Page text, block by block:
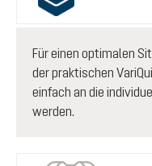
Für einen optimalen
der praktischen
einfach an die
werden.